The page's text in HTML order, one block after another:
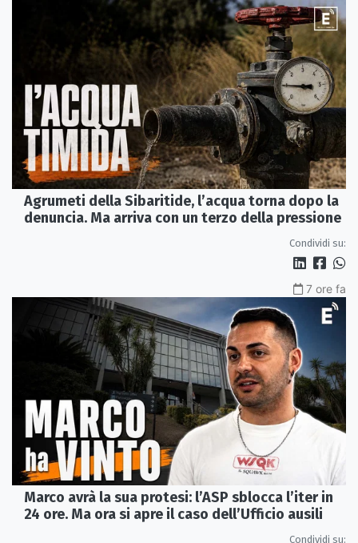
Agrumeti della Sibaritide, l’acqua torna dopo la
denuncia. Ma arriva con un terzo della pressione
Condividi su:
7 ore fa
Marco avrà la sua protesi: l’ASP sblocca l’iter in
24 ore. Ma ora si apre il caso dell’Ufficio ausili
Condividi su: